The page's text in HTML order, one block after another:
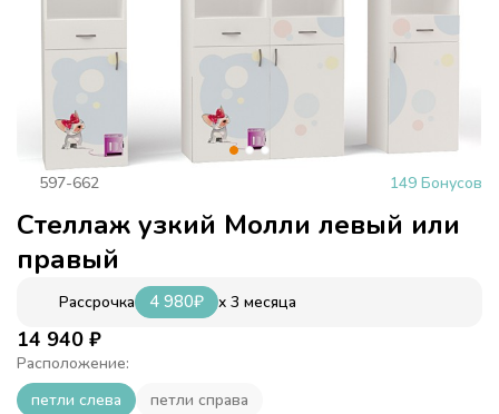
597-662 149 Бонусов
Стеллаж узкий Молли левый или
правый
Рассрочка 4 980₽ x 3 месяца
Расположение:
петли слева
петли справа
14 940 ₽